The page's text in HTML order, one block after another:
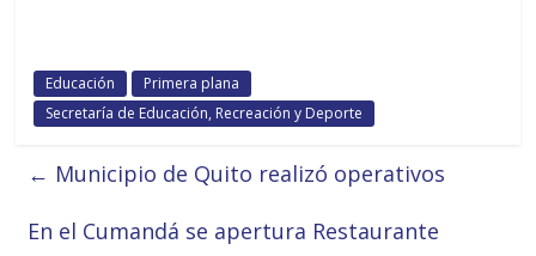
Educación
Primera plana
Secretaría de Educación, Recreación y Deporte
← Municipio de Quito realizó operativos
En el Cumandá se apertura Restaurante